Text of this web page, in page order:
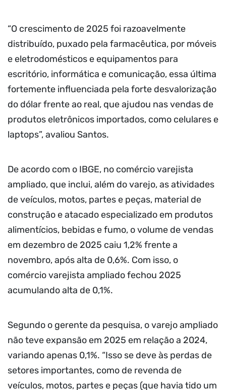
“O crescimento de 2025 foi razoavelmente
distribuído, puxado pela farmacêutica, por móveis
e eletrodomésticos e equipamentos para
escritório, informática e comunicação, essa última
fortemente influenciada pela forte desvalorização
do dólar frente ao real, que ajudou nas vendas de
produtos eletrônicos importados, como celulares e
laptops”, avaliou Santos.
De acordo com o IBGE, no comércio varejista
ampliado, que inclui, além do varejo, as atividades
de veículos, motos, partes e peças, material de
construção e atacado especializado em produtos
alimentícios, bebidas e fumo, o volume de vendas
em dezembro de 2025 caiu 1,2% frente a
novembro, após alta de 0,6%. Com isso, o
comércio varejista ampliado fechou 2025
acumulando alta de 0,1%.
Segundo o gerente da pesquisa, o varejo ampliado
não teve expansão em 2025 em relação a 2024,
variando apenas 0,1%. “Isso se deve às perdas de
setores importantes, como de revenda de
veículos, motos, partes e peças (que havia tido um